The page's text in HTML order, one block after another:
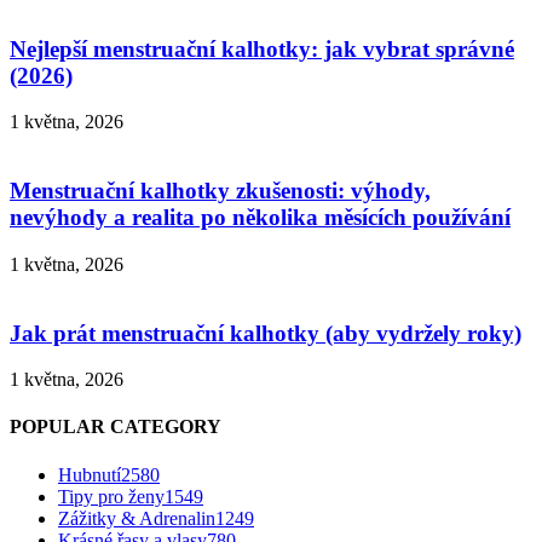
Nejlepší menstruační kalhotky: jak vybrat správné
(2026)
1 května, 2026
Menstruační kalhotky zkušenosti: výhody,
nevýhody a realita po několika měsících používání
1 května, 2026
Jak prát menstruační kalhotky (aby vydržely roky)
1 května, 2026
POPULAR CATEGORY
Hubnutí2580
Tipy pro ženy1549
Zážitky & Adrenalin1249